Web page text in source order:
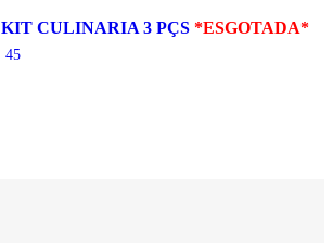
KIT CULINARIA 3 PÇS *ESGOTADA*
45